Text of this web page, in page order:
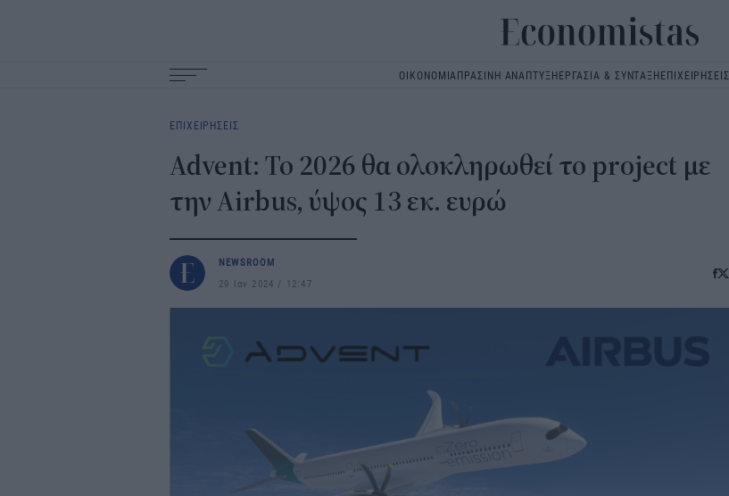
ΟΙΚΟΝΟΜΙΑΠΡΑΣΙΝΗ ΑΝΑΠΤΥΞΗΕΡΓΑΣΙΑ & ΣΥΝΤΑΞΗΕΠΙΧΕΙΡΗΣΕΙΣ
navigation
ΕΠΙΧΕΙΡΗΣΕΙΣ
Advent: Το 2026 θα ολοκληρωθεί το project με
την Αirbus, ύψος 13 εκ. ευρώ
NEWSROOM
29 Ιαν 2024
12:47